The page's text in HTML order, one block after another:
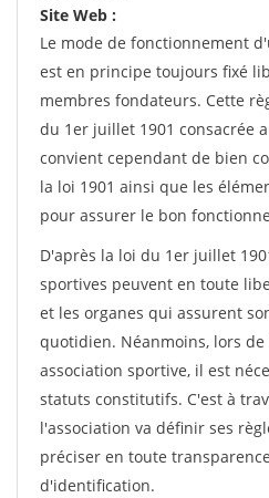
Site Web :
Le mode de fonctionnement
est en principe toujours fixé
membres fondateurs. Cette
du 1er juillet 1901 consacrée
convient cependant de bien
la loi 1901 ainsi que les
pour assurer le bon
D'après la loi du 1er juillet
sportives peuvent en toute
et les organes qui assurent
quotidien. Néanmoins, lors
association sportive, il est
statuts constitutifs. C'est à
l'association va définir ses
préciser en toute
d'identification.